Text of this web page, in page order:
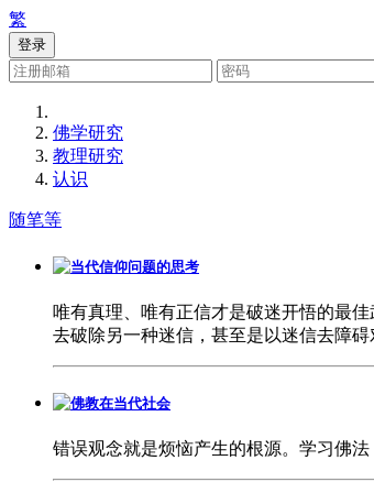
繁
登录
佛学研究
教理研究
认识
随笔等
当代信仰问题的思考
唯有真理、唯有正信才是破迷开悟的最
去破除另一种迷信，甚至是以迷信去障
佛教在当代社会
错误观念就是烦恼产生的根源。学习佛